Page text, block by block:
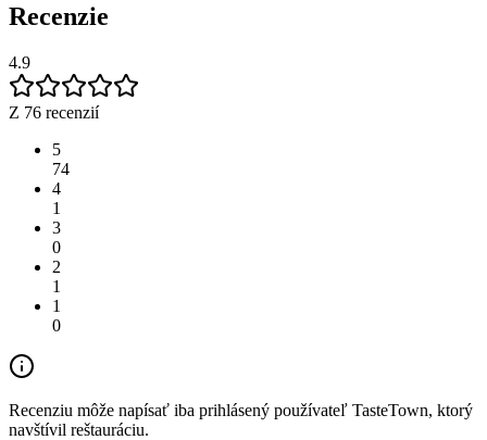
Recenzie
4.9
Z 76 recenzií
5
74
4
1
3
0
2
1
1
0
Recenziu môže napísať iba prihlásený používateľ TasteTown, ktorý
navštívil reštauráciu.